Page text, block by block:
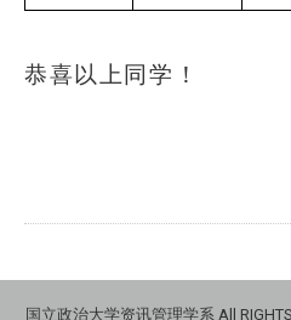
恭喜以上同学！
国立政治大学资讯管理学系 All